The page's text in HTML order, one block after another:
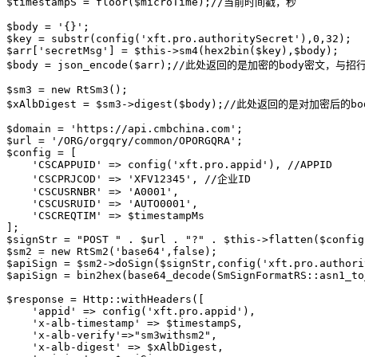
$body = '{}';
$key = substr(config('xft.pro.authoritySecret'),0,32);
$arr['secretMsg'] = $this->sm4(hex2bin($key),$body);
$body = json_encode($arr);//此处返回的是加密的body密文，与招行
$sm3 = new RtSm3();
$xAlbDigest = $sm3->digest($body);//此处返回的是对加密后的body内
$domain = 'https://api.cmbchina.com';
$url = '/ORG/orgqry/common/OPORGQRA';
$config = [
    'CSCAPPUID' => config('xft.pro.appid'), //APPID
    'CSCPRJCOD' => 'XFV12345', //企业ID
    'CSCUSRNBR' => 'A0001',
    'CSCUSRUID' => 'AUTO0001',
    'CSCREQTIM' => $timestampMs
];
$signStr = "POST " . $url . "?" . $this-
$sm2 = new RtSm2('base64',false);
$apiSign = $sm2-
$apiSign =
$response = Http::withHeaders([
    'appid' => config('xft.pro.appid'),
    'x-alb-timestamp' => $timestampS,
    'x-alb-verify'=>"sm3withsm2",
    'x-alb-digest' => $xAlbDigest,